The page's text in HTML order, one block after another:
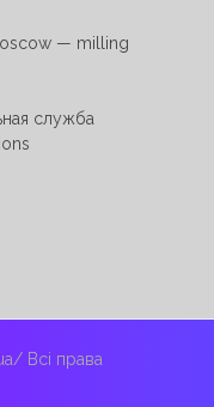
— milling
служба
Всі права